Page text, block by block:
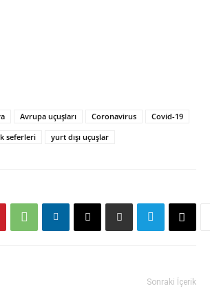
Avrupa uçuşları Coronavirus
Covid-19
seferleri yurt dışı uçuşlar
Sonraki İçerik